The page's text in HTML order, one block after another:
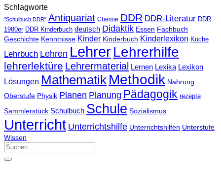
Schlagworte
"Schulbuch DDR" Antiquariat Chemie DDR DDR-Literatur DDR
1980er DDR Kinderbuch deutsch Didaktik Essen Fachbuch
Geschichte Kenntnisse Kinder Kinderbuch Kinderlexikon Küche
Lehrbuch Lehren LehrerLehrerhilfe
lehrerlektüre Lehrermaterial Lernen Lexika Lexikon
Lösungen Mathematik Methodik Nahrung
Oberstufe Physik Planen Planung Pädagogik rezepte
Sammlerstück Schulbuch Schule Sozialismus
Unterricht Unterrichtshilfe Unterrichtshilfen Unterstufe
Wissen
Suchen
nach: